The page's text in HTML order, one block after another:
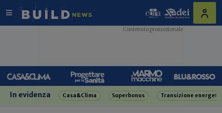
In evidenza Casa&Clima Superbonus Transizione